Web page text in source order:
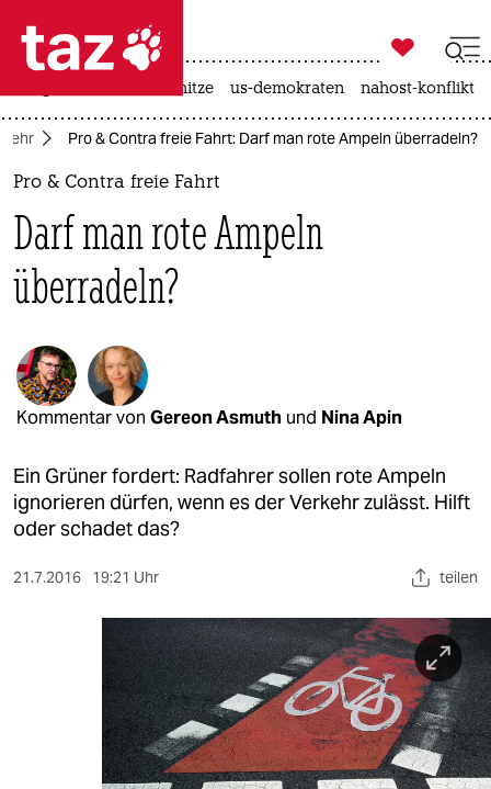
 taz zahl ich
taz zahl ich
politik
öko
gesellschaft
kultur
berlin
nord
wahrheit
veranstaltungen

taz zahl ich
hitze us-demokraten nahost-konflikt
Pro & Contra freie Fahrt: Darf man rote Ampeln überradeln?
Pro & Contra freie Fahrt
Darf man rote Ampeln
überradeln?
Kommentar von Gereon Asmuth und Nina Apin
Ein Grüner fordert: Radfahrer sollen rote Ampeln
ignorieren dürfen, wenn es der Verkehr zulässt. Hilft
oder schadet das?
21.7.2016 19:21 Uhr teilen